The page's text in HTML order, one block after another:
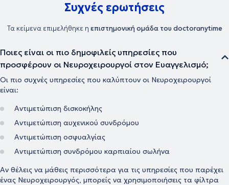
Συχνές ερωτήσεις
Τα κείμενα επιμελήθηκε η επιστημονική ομάδα του doctoranytime
Ποιες είναι οι πιο δημοφιλείς υπηρεσίες που
προσφέρουν οι Νευροχειρουργοί στον Ευαγγελισμό;
Οι πιο συχνές υπηρεσίες που καλύπτουν οι Νευροχειρουργοί
είναι:
Αντιμετώπιση δισκοκήλης
Αντιμετώπιση αυχενικού συνδρόμου
Αντιμετώπιση οσφυαλγίας
Αντιμετώπιση συνδρόμου καρπιαίου σωλήνα
Αν θέλεις να μάθεις περισσότερα για τις υπηρεσίες που παρέχει
ένας Νευροχειρουργός, μπορείς να χρησιμοποιήσεις τα φίλτρα